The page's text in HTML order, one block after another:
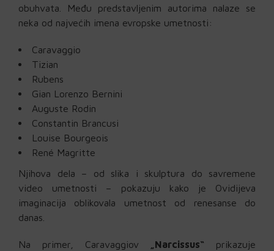
obuhvata. Među predstavljenim autorima nalaze se
neka od najvećih imena evropske umetnosti:
Caravaggio
Tizian
Rubens
Gian Lorenzo Bernini
Auguste Rodin
Constantin Brancusi
Louise Bourgeois
René Magritte
Njihova dela – od slika i skulptura do savremene
video umetnosti – pokazuju kako je Ovidijeva
imaginacija oblikovala umetnost od renesanse do
danas.
Na primer, Caravaggiov „Narcissus“ prikazuje